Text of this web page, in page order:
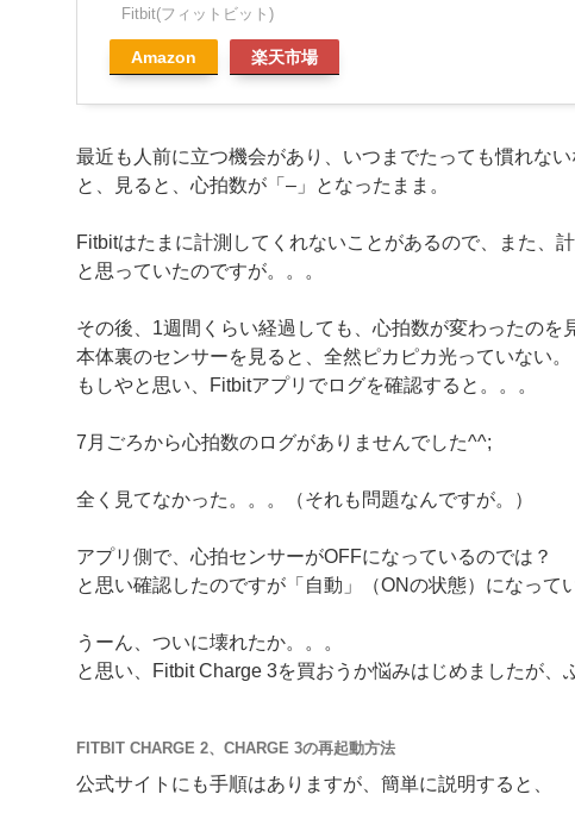
Fitbit(フィットビット)
Amazon 楽天市場
最近も人前に立つ機会があり、いつまでたっても慣れな
と、見ると、心拍数が「–」となったまま。
Fitbitはたまに計測してくれないことがあるので、また、
と思っていたのですが。。。
その後、1週間くらい経過しても、心拍数が変わったのを
本体裏のセンサーを見ると、全然ピカピカ光っていない。
もしやと思い、Fitbitアプリでログを確認すると。。。
7月ごろから心拍数のログがありませんでした^^;
全く見てなかった。。。（それも問題なんですが。）
アプリ側で、心拍センサーがOFFになっているのでは？
と思い確認したのですが「自動」（ONの状態）になって
うーん、ついに壊れたか。。。
と思い、Fitbit Charge 3を買おうか悩みはじめましたが、
FITBIT CHARGE 2、CHARGE 3の再起動方法
公式サイトにも手順はありますが、簡単に説明すると、